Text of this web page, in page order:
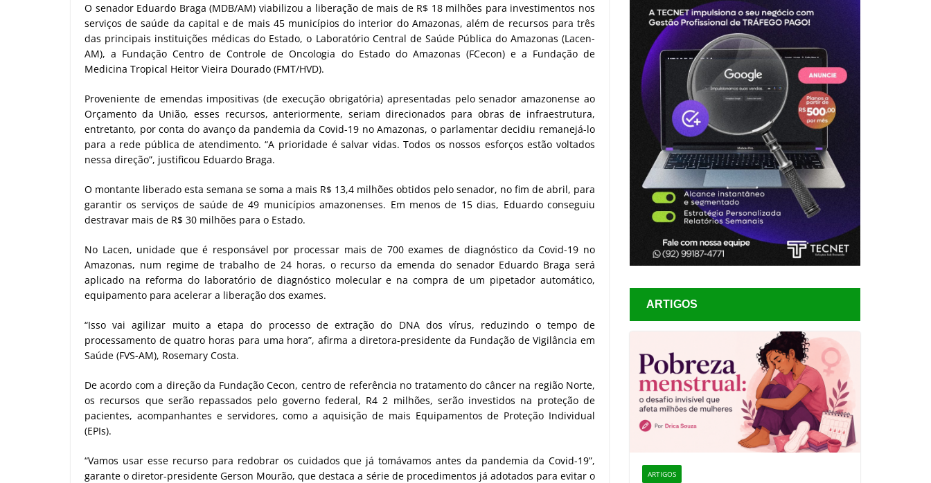
O senador Eduardo Braga (MDB/AM) viabilizou a liberação de mais de R$ 18 milhões para investimentos nos
serviços de saúde da capital e de mais 45 municípios do interior do Amazonas, além de recursos para três
das principais instituições médicas do Estado, o Laboratório Central de Saúde Pública do Amazonas (Lacen-
AM), a Fundação Centro de Controle de Oncologia do Estado do Amazonas (FCecon) e a Fundação de
Medicina Tropical Heitor Vieira Dourado (FMT/HVD).
Proveniente de emendas impositivas (de execução obrigatória) apresentadas pelo senador amazonense ao
Orçamento da União, esses recursos, anteriormente, seriam direcionados para obras de infraestrutura,
entretanto, por conta do avanço da pandemia da Covid-19 no Amazonas, o parlamentar decidiu remanejá-lo
para a rede pública de atendimento. “A prioridade é salvar vidas. Todos os nossos esforços estão voltados
nessa direção”, justificou Eduardo Braga.
O montante liberado esta semana se soma a mais R$ 13,4 milhões obtidos pelo senador, no fim de abril, para
garantir os serviços de saúde de 49 municípios amazonenses. Em menos de 15 dias, Eduardo conseguiu
destravar mais de R$ 30 milhões para o Estado.
No Lacen, unidade que é responsável por processar mais de 700 exames de diagnóstico da Covid-19 no
Amazonas, num regime de trabalho de 24 horas, o recurso da emenda do senador Eduardo Braga será
aplicado na reforma do laboratório de diagnóstico molecular e na compra de um pipetador automático,
equipamento para acelerar a liberação dos exames.
“Isso vai agilizar muito a etapa do processo de extração do DNA dos vírus, reduzindo o tempo de
processamento de quatro horas para uma hora”, afirma a diretora-presidente da Fundação de Vigilância em
Saúde (FVS-AM), Rosemary Costa.
De acordo com a direção da Fundação Cecon, centro de referência no tratamento do câncer na região Norte,
os recursos que serão repassados pelo governo federal, R4 2 milhões, serão investidos na proteção de
pacientes, acompanhantes e servidores, como a aquisição de mais Equipamentos de Proteção Individual
(EPIs).
“Vamos usar esse recurso para redobrar os cuidados que já tomávamos antes da pandemia da Covid-19”,
garante o diretor-presidente Gerson Mourão, que destaca a série de procedimentos já adotados para evitar o
ARTIGOS
ARTIGOS